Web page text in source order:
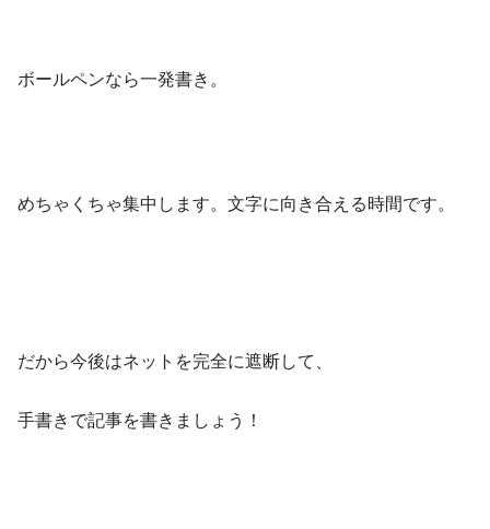
ボールペンなら一発書き。
めちゃくちゃ集中します。文字に向き合える時間です。
だから今後はネットを完全に遮断して、
手書きで記事を書きましょう！